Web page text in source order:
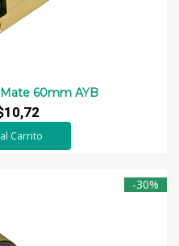
60mm AYB
Carrito
-30%